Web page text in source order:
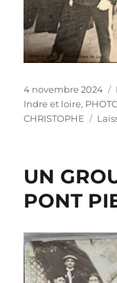
Publié
le
4 novembre 2024
Indre et loire,
CHRISTOPHE
UN
PONT